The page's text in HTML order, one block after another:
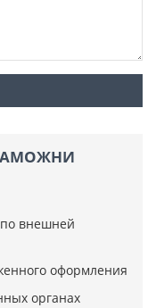
внешней
оформления
органах